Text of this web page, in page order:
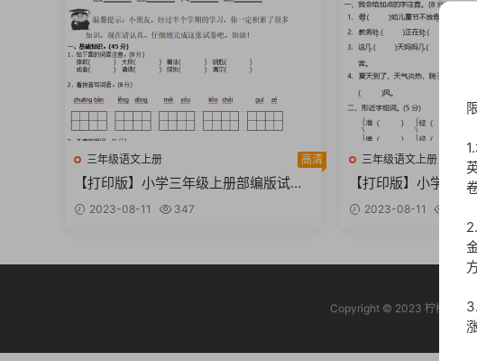
三年级语文上册 高清
【打印版】小学三年级上册部编版试题
卷含答案：语文期中真题密卷.3【6页P
DF文档】
2023-08-11 347
三年级语文上册
【打印版】小学三
卷含答案：语文期中
OC文档】
2023-08-11
Copyright © 2023 柠檬学堂